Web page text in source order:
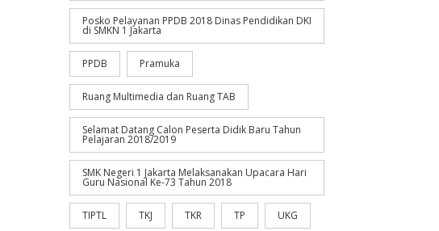
Posko Pelayanan PPDB 2018 Dinas Pendidikan DKI
di SMKN 1 Jakarta
PPDB Pramuka
Ruang Multimedia dan Ruang TAB
Selamat Datang Calon Peserta Didik Baru Tahun
Pelajaran 2018/2019
SMK Negeri 1 Jakarta Melaksanakan Upacara Hari
Guru Nasional Ke-73 Tahun 2018
TIPTL TKJ TKR TP UKG